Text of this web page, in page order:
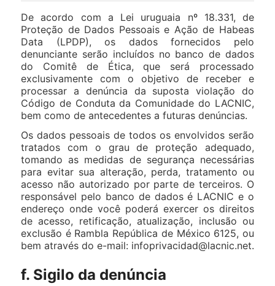
De acordo com a Lei uruguaia nº 18.331, de
Proteção de Dados Pessoais e Ação de Habeas
Data (LPDP), os dados fornecidos pelo
denunciante serão incluídos no banco de dados
do Comitê de Ética, que será processado
exclusivamente com o objetivo de receber e
processar a denúncia da suposta violação do
Código de Conduta da Comunidade do LACNIC,
bem como de antecedentes a futuras denúncias.
Os dados pessoais de todos os envolvidos serão
tratados com o grau de proteção adequado,
tomando as medidas de segurança necessárias
para evitar sua alteração, perda, tratamento ou
acesso não autorizado por parte de terceiros. O
responsável pelo banco de dados é LACNIC e o
endereço onde você poderá exercer os direitos
de acesso, retificação, atualização, inclusão ou
exclusão é Rambla República de México 6125, ou
bem através do e-mail: infoprivacidad@lacnic.net.
f. Sigilo da denúncia